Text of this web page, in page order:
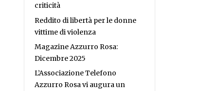
criticità
Reddito di libertà per le donne
vittime di violenza
Magazine Azzurro Rosa:
Dicembre 2025
L’Associazione Telefono
Azzurro Rosa vi augura un